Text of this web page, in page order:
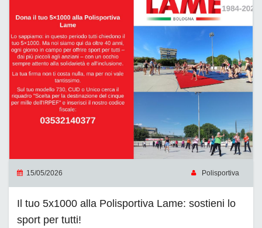
15/05/2026 Polisportiva
Il tuo 5x1000 alla Polisportiva Lame: sostieni lo
sport per tutti!